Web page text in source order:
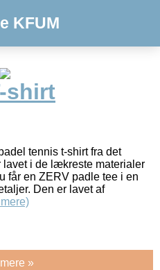
KFUM
shirt
tennis t-shirt fra det
i de lækreste materialer
får en ZERV padle tee i en
Den er lavet af
»